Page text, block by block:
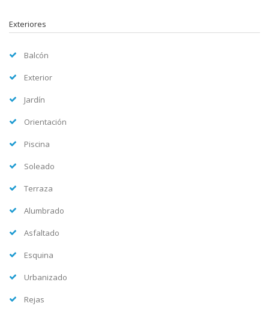
Exteriores
Balcón
Exterior
Jardín
Orientación
Piscina
Soleado
Terraza
Alumbrado
Asfaltado
Esquina
Urbanizado
Rejas